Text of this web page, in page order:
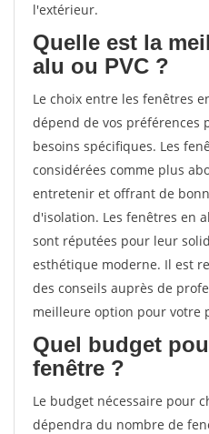
l'extérieur.
Quelle est la
alu ou PVC ?
Le choix entre les fenêtres
dépend de vos préférences
besoins spécifiques. Les
considérées comme plus
entretenir et offrant de
d'isolation. Les fenêtres en
sont réputées pour leur
esthétique moderne. Il est
des conseils auprès de
meilleure option pour votre
Quel budget
fenêtre ?
Le budget nécessaire pour
dépendra du nombre de